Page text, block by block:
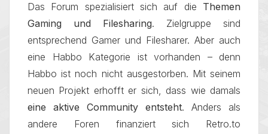
Das Forum spezialisiert sich auf die Themen
Gaming und Filesharing. Zielgruppe sind
entsprechend Gamer und Filesharer. Aber auch
eine Habbo Kategorie ist vorhanden – denn
Habbo ist noch nicht ausgestorben. Mit seinem
neuen Projekt erhofft er sich, dass wie damals
eine aktive Community entsteht. Anders als
andere Foren finanziert sich Retro.to